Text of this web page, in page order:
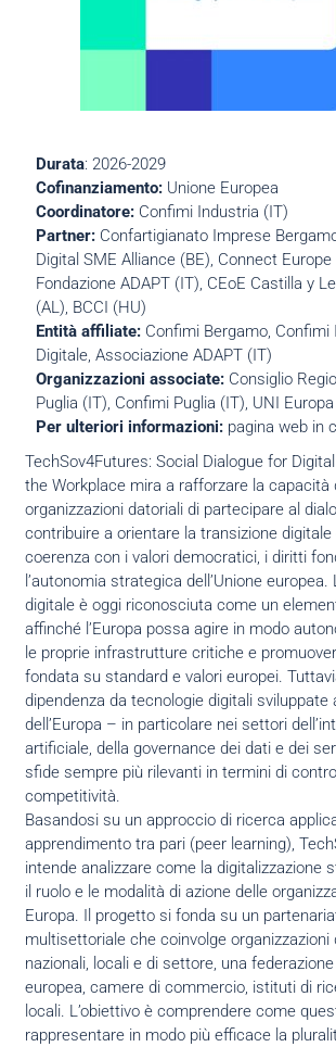
Durata: 2026-2029
Cofinanziamento: Unione Europea
Coordinatore: Confimi Industria (IT)
Partner: Confartigianato Imprese
Digital SME Alliance (BE), Connect Europe
Fondazione ADAPT (IT), CEoE Castilla y
(AL), BCCI (HU)
Entità affiliate: Confimi Bergamo, Confimi
Digitale, Associazione ADAPT (IT)
Organizzazioni associate: Consiglio
Puglia (IT), Confimi Puglia (IT), UNI
Per ulteriori informazioni: pagina web in
TechSov4Futures: Social Dialogue for
the Workplace mira a rafforzare la capacità
organizzazioni datoriali di partecipare al
contribuire a orientare la transizione digitale
coerenza con i valori democratici, i diritti
l’autonomia strategica dell’Unione
digitale è oggi riconosciuta come un
affinché l’Europa possa agire in modo
le proprie infrastrutture critiche e
fondata su standard e valori europei.
dipendenza da tecnologie digitali sviluppate
dell’Europa – in particolare nei settori
artificiale, della governance dei dati e dei
sfide sempre più rilevanti in termini di
competitività.
Basandosi su un approccio di ricerca
apprendimento tra pari (peer learning),
intende analizzare come la digitalizzazione
il ruolo e le modalità di azione delle
Europa. Il progetto si fonda su un
multisettoriale che coinvolge organizzazioni
nazionali, locali e di settore, una
europea, camere di commercio, istituti di
locali. L’obiettivo è comprendere come
rappresentare in modo più efficace la